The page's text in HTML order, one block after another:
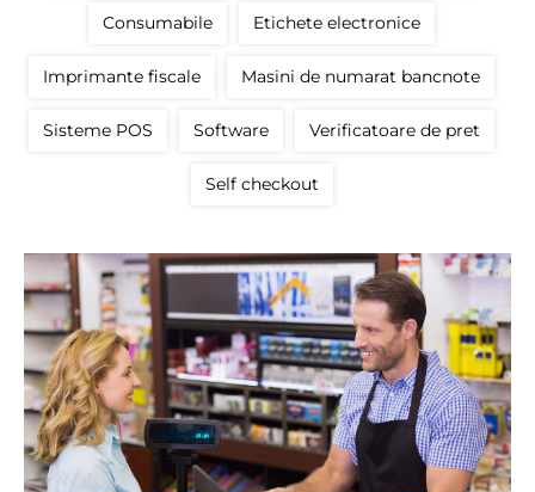
Consumabile Etichete electronice
Imprimante fiscale Masini de numarat bancnote
Sisteme POS Software Verificatoare de pret
Self checkout